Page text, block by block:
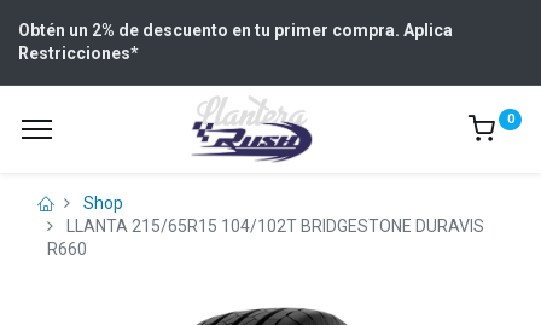
Obtén un 2% de descuento en tu primer compra. Aplica
Restricciones*
0
Shop
LLANTA 215/65R15 104/102T BRIDGESTONE DURAVIS
R660